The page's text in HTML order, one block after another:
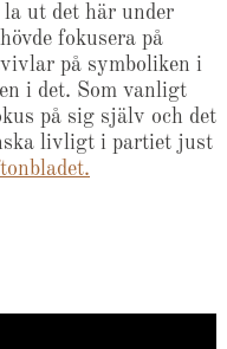
ut det här under
fokusera på
på symboliken i
i det. Som vanligt
på sig själv och det
livligt i partiet just